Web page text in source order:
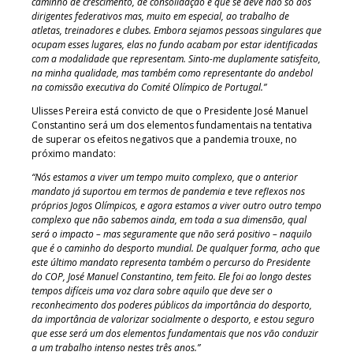
dirigentes federativos mas, muito em especial, ao trabalho de
atletas, treinadores e clubes. Embora sejamos pessoas singulares que
ocupam esses lugares, elas no fundo acabam por estar identificadas
com a modalidade que representam. Sinto-me duplamente satisfeito,
na minha qualidade, mas também como representante do andebol
na comissão executiva do Comité Olímpico de Portugal.”
Ulisses Pereira está convicto de que o Presidente José Manuel
Constantino será um dos elementos fundamentais na tentativa
de superar os efeitos negativos que a pandemia trouxe, no
próximo mandato:
“Nós estamos a viver um tempo muito complexo, que o anterior
mandato já suportou em termos de pandemia e teve reflexos nos
próprios Jogos Olímpicos, e agora estamos a viver outro outro tempo
complexo que não sabemos ainda, em toda a sua dimensão, qual
será o impacto – mas seguramente que não será positivo – naquilo
que é o caminho do desporto mundial. De qualquer forma, acho que
este último mandato representa também o percurso do Presidente
do COP, José Manuel Constantino, tem feito. Ele foi ao longo destes
tempos difíceis uma voz clara sobre aquilo que deve ser o
reconhecimento dos poderes públicos da importância do desporto,
da importância de valorizar socialmente o desporto, e estou seguro
que esse será um dos elementos fundamentais que nos vão conduzir
a um trabalho intenso nestes três anos.”